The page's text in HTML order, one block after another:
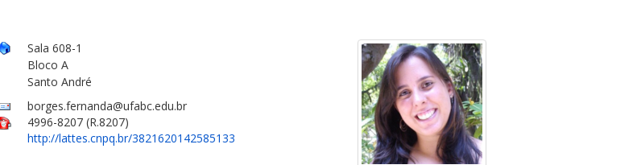
Sala 608-1
Bloco A
Santo André
borges.fernanda@ufabc.edu.br
4996-8207 (R.8207)
http://lattes.cnpq.br/3821620142585133